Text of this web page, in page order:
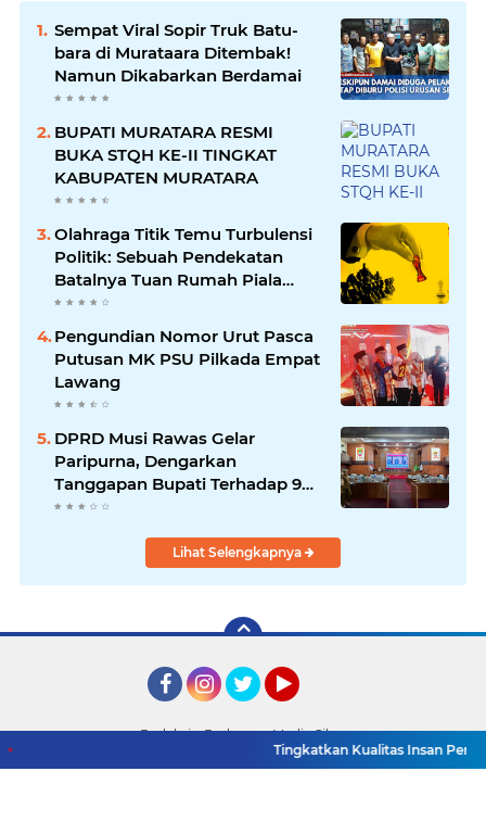
Sempat Viral Sopir Truk Batu-
bara di Murataara Ditembak!
Namun Dikabarkan Berdamai
BUPATI MURATARA RESMI
BUKA STQH KE-II TINGKAT
KABUPATEN MURATARA
Olahraga Titik Temu Turbulensi
Politik: Sebuah Pendekatan
Batalnya Tuan Rumah Piala
Dunia U-20
Pengundian Nomor Urut Pasca
Putusan MK PSU Pilkada Empat
Lawang
DPRD Musi Rawas Gelar
Paripurna, Dengarkan
Tanggapan Bupati Terhadap 9
Raperda Inisiatif
Lihat Selengkapnya
Redaksi
Pedoman Media Siber
Tingkatkan Kualitas Insan Pers,
2026 Detik TV Sumsel